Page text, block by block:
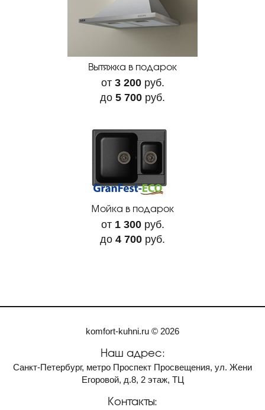
Вытяжка в подарок
от 3 200руб.
до 5 700 руб.
Мойка в подарок
от 1 300руб.
до 4 700 руб.
komfort-kuhni.ru © 2026
Наш адрес:
Санкт-Петербург, метро Проспект Просвещения, ул. Жени
Егоровой, д.8, 2 этаж, ТЦ
Контакты: